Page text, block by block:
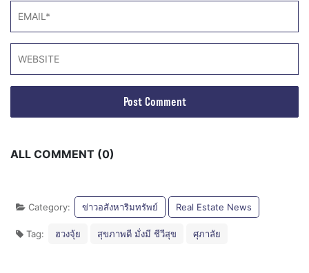
ALL COMMENT (0)
Category: ข่าวอสังหาริมทรัพย์ Real Estate News
Tag: ฮวงจุ้ย สุขภาพดี มั่งมี ชีวีสุข ศุภาลัย